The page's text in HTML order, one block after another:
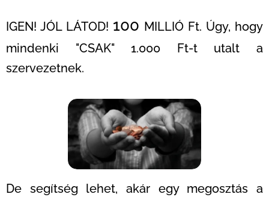
IGEN! JÓL LÁTOD! 100 MILLIÓ Ft. Úgy, hogy
mindenki "CSAK" 1.000 Ft-t utalt a
szervezetnek.
De segítség lehet, akár egy megosztás a